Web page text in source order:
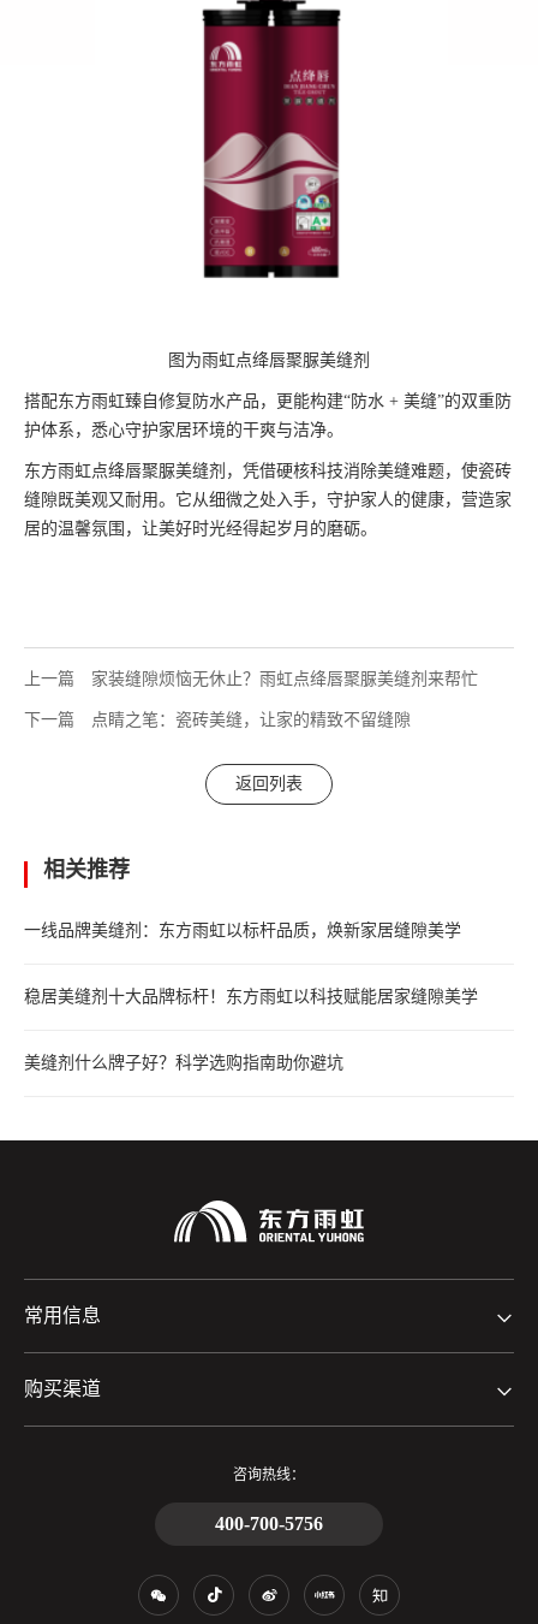
图为雨虹点绛唇聚脲美缝剂
搭配东方雨虹臻自修复防水产品，更能构建“防水 + 美缝”的双重防
护体系，悉心守护家居环境的干爽与洁净。
东方雨虹点绛唇聚脲美缝剂，凭借硬核科技消除美缝难题，使瓷砖
缝隙既美观又耐用。它从细微之处入手，守护家人的健康，营造家
居的温馨氛围，让美好时光经得起岁月的磨砺。
上一篇 家装缝隙烦恼无休止？雨虹点绛唇聚脲美缝剂来帮忙
下一篇 点睛之笔：瓷砖美缝，让家的精致不留缝隙
返回列表
相关推荐
一线品牌美缝剂：东方雨虹以标杆品质，焕新家居缝隙美学
稳居美缝剂十大品牌标杆！东方雨虹以科技赋能居家缝隙美学
美缝剂什么牌子好？科学选购指南助你避坑
常用信息
购买渠道
咨询热线：
400-700-5756